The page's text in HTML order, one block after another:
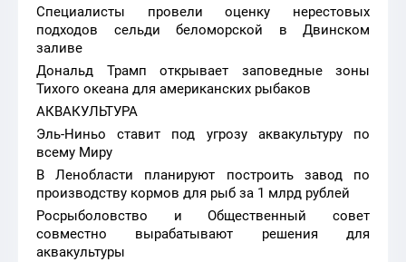
Специалисты провели оценку нерестовых
подходов сельди беломорской в Двинском
заливе
Дональд Трамп открывает заповедные зоны
Тихого океана для американских рыбаков
АКВАКУЛЬТУРА
Эль-Ниньо ставит под угрозу аквакультуру по
всему Миру
В Ленобласти планируют построить завод по
производству кормов для рыб за 1 млрд рублей
Росрыболовство и Общественный совет
совместно вырабатывают решения для
аквакультуры